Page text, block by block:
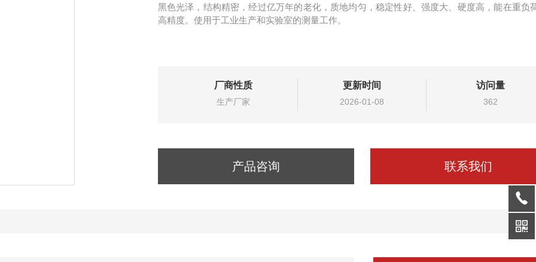
黑色光泽，结构精密，经过亿万年的老化，质地均匀，稳定性好、强度大、硬度高，能在重负
高精度。使用于工业生产和实验室的测量工作。
厂商性质
生产厂家
更新时间
2026-01-08
访问量
362
产品咨询 联系我们